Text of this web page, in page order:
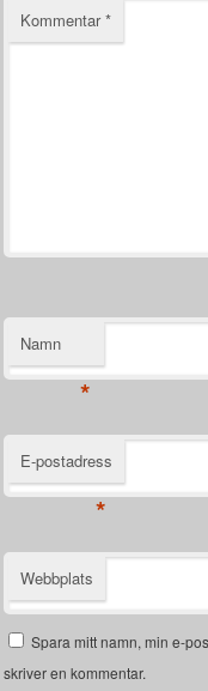
Kommentar*
Namn
*
E-postadress
*
Webbplats
Spara mitt namn, min e-
skriver en kommentar.